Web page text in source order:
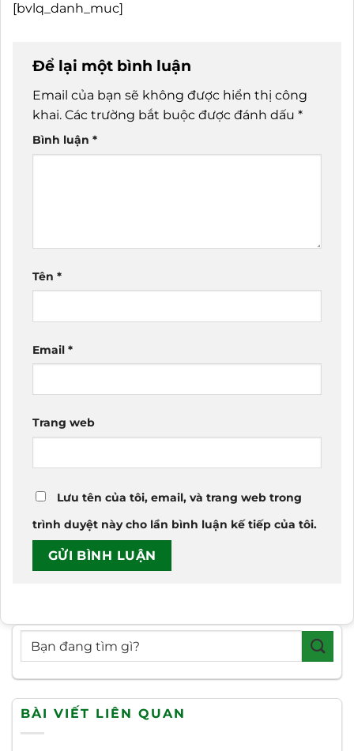
[bvlq_danh_muc]
Để lại một bình luận
Email của bạn sẽ không được hiển thị công
khai. Các trường bắt buộc được đánh dấu *
Bình luận *
Tên *
Email *
Trang web
Lưu tên của tôi, email, và trang web trong
trình duyệt này cho lần bình luận kế tiếp của tôi.
BÀI VIẾT LIÊN QUAN